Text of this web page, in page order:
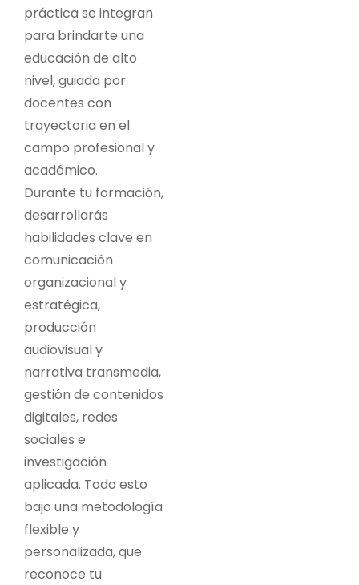
práctica se integran
para brindarte una
educación de alto
nivel, guiada por
docentes con
trayectoria en el
campo profesional y
académico.
Durante tu formación,
desarrollarás
habilidades clave en
comunicación
organizacional y
estratégica,
producción
audiovisual y
narrativa transmedia,
gestión de contenidos
digitales, redes
sociales e
investigación
aplicada. Todo esto
bajo una metodología
flexible y
personalizada, que
reconoce tu